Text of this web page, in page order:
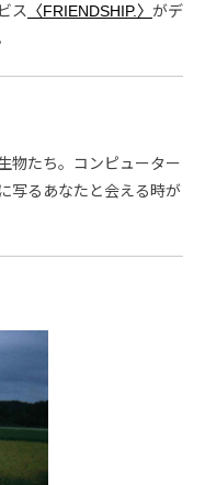
ス
〈FRIENDSHIP.〉 がデ
物たち。コンピューター
写るあなたと会える時が